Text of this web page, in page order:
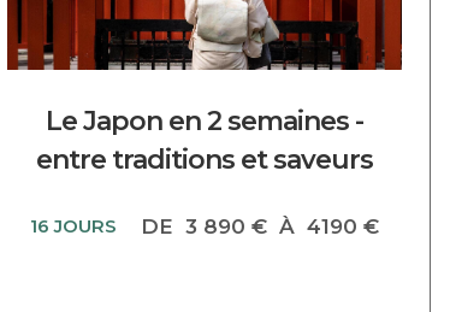
Le Japon en 2 semaines -
entre traditions et saveurs
16 JOURS DE 3 890 € À 4190 €